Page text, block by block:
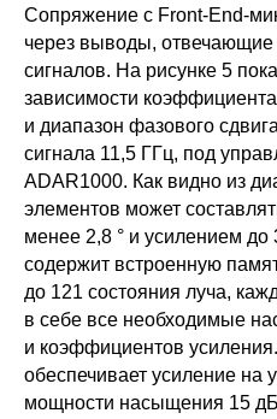
Сопряжение с Front-End-
через выводы, отвечающие
сигналов. На рисунке 5
зависимости
и диапазон фазового
сигнала 11,5 ГГц, под
ADAR1000. Как видно из
элементов может
менее 2,8 ° и усилением
содержит встроенную
до 121 состояния луча,
в себе все необходимые
и коэффициентов
обеспечивает усиление на
мощности насыщения 15